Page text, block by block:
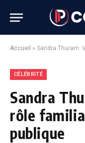
Accueil » Sandra Thuram:
CÉLÉBRITÉ
Sandra
rôle
publique